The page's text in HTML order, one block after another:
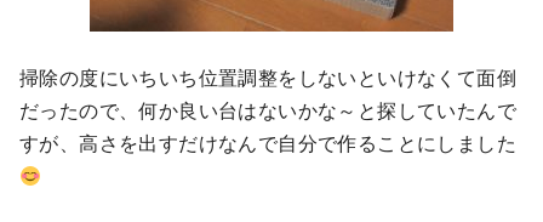
掃除の度にいちいち位置調整をしないといけなくて面倒
だったので、何か良い台はないかな～と探していたんで
すが、高さを出すだけなんで自分で作ることにしました